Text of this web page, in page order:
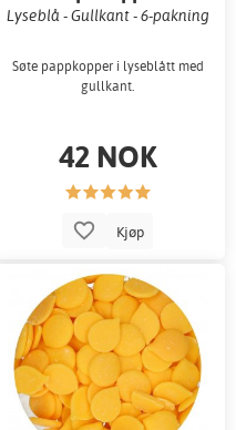
Lyseblå - Gullkant - 6-pakning
Søte pappkopper i lyseblått med
gullkant.
42 NOK
Kjøp